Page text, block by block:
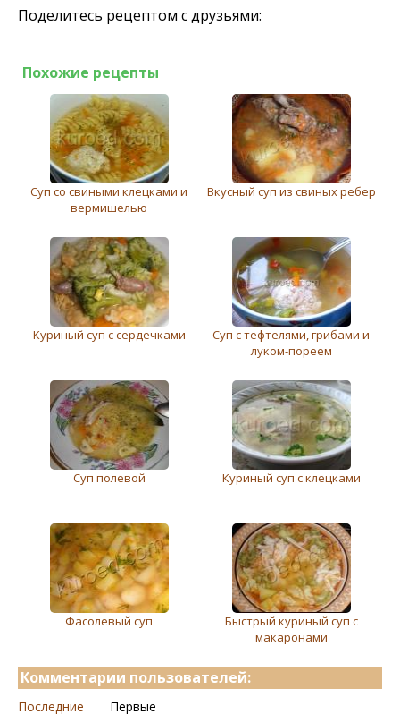
Поделитесь рецептом с друзьями:
Похожие рецепты
Суп со свиными клецками и
вермишелью
Вкусный суп из свиных ребер
Куриный суп с сердечками
Суп с тефтелями, грибами и
луком-пореем
Суп полевой Куриный суп с клецками
Фасолевый суп
Быстрый куриный суп с
макаронами
Комментарии пользователей:
Последние Первые